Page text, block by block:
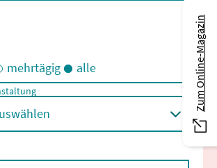
mehrtägige Veranstaltungen
mehrtägig alle Zum Online-Magazin